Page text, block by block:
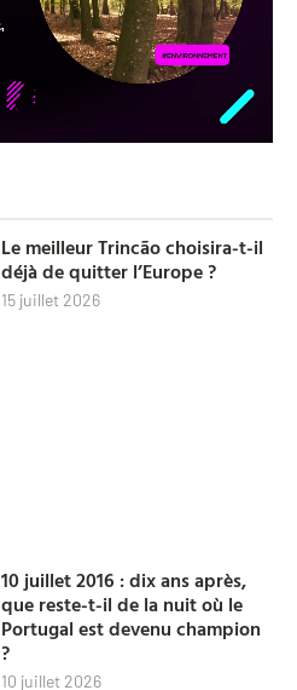
Le meilleur Trincão choisira-t-il
déjà de quitter l’Europe ?
15 juillet 2026
10 juillet 2016 : dix ans après,
que reste-t-il de la nuit où le
Portugal est devenu champion
?
10 juillet 2026